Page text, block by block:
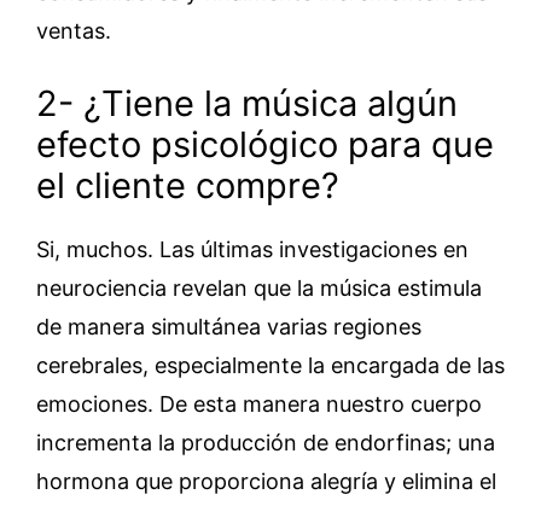
ventas.
2- ¿Tiene la música algún
efecto psicológico para que
el cliente compre?
Si, muchos. Las últimas investigaciones en
neurociencia revelan que la música estimula
de manera simultánea varias regiones
cerebrales, especialmente la encargada de las
emociones. De esta manera nuestro cuerpo
incrementa la producción de endorfinas; una
hormona que proporciona alegría y elimina el